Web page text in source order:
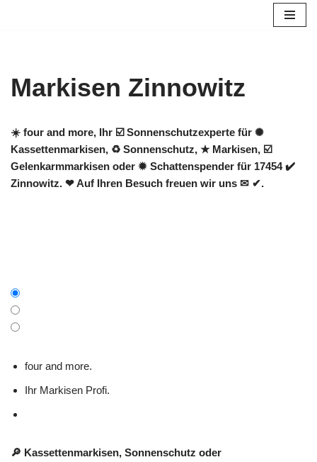
Markisen Zinnowitz
☀️ four and more, Ihr ☑️ Sonnenschutzexperte für ✺
Kassettenmarkisen, ♻ Sonnenschutz, ★ Markisen, ☑️
Gelenkarmmarkisen oder ✹ Schattenspender für 17454 ✔️
Zinnowitz. ❤ Auf Ihren Besuch freuen wir uns ✉ ✔.
four and more.
Ihr Markisen Profi.
🔎 Kassettenmarkisen, Sonnenschutz oder